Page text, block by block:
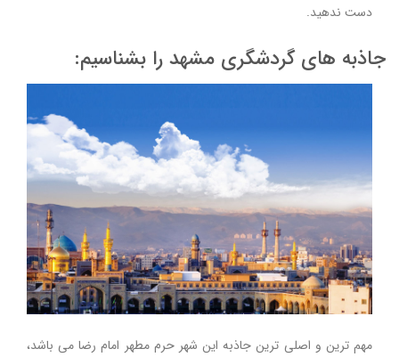
دست ندهید.
جاذبه های گردشگری مشهد را بشناسیم:
مهم ترین و اصلی ترین جاذبه این شهر حرم مطهر امام رضا می باشد،‌